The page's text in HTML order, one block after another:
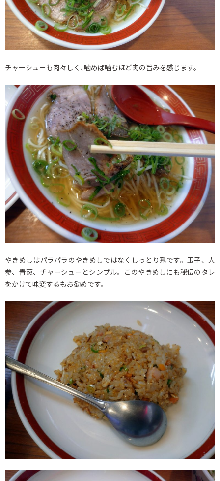
チャーシューも肉々しく､噛めば噛むほど肉の旨みを感じます。
やきめしはパラパラのやきめしではなくしっとり系です。玉子、人
参、青葱、チャーシューとシンプル。このやきめしにも秘伝のタレ
をかけて味変するもお勧めです。